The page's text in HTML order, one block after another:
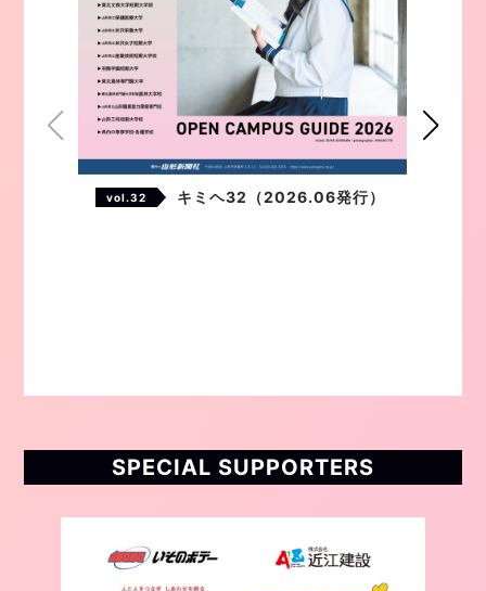
vol.32 キミヘ32（2026.06発行）
SPECIAL SUPPORTERS